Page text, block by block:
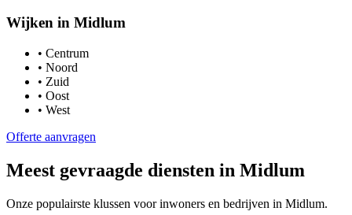
Wijken in Midlum
• Centrum
• Noord
• Zuid
• Oost
• West
Offerte aanvragen
Meest gevraagde diensten in Midlum
Onze populairste klussen voor inwoners en bedrijven in Midlum.